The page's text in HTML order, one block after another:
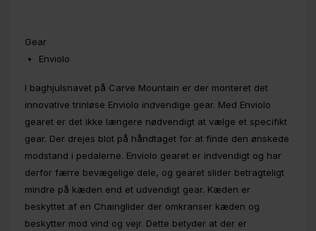
Gear
Enviolo
I baghjulsnavet på Carve Mountain er der monteret det
innovative trinløse Enviolo indvendige gear. Med Enviolo
gearet er det ikke længere nødvendigt at vælge et specifikt
gear. Der drejes blot på håndtaget for at finde den ønskede
modstand i pedalerne. Enviolo gearet er indvendigt og har
derfor færre bevægelige dele, og gearet slider betragteligt
mindre på kæden end et udvendigt gear. Kæden er
beskyttet af en Chainglider der omkranser kæden og
beskytter mod vind og vejr. Dette betyder at der er